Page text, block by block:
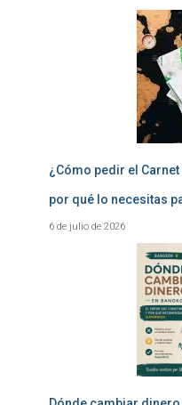
¿Cómo pedir el
por qué lo necesitas
6 de julio de 2026